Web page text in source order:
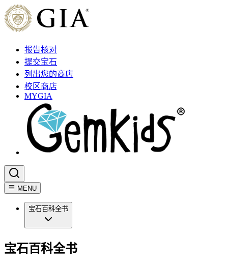
报告核对
提交宝石
列出您的商店
校区商店
MYGIA
MENU
宝石百科全书
宝石百科全书